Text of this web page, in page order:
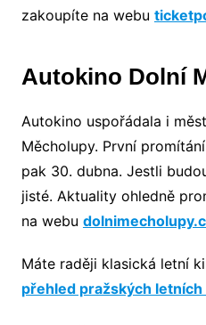
zakoupíte na webu
Autokino Dolní
Autokino uspořádala i
Měcholupy. První
pak 30. dubna. Jestli
jisté. Aktuality ohledně
na webu
Máte raději klasická letní
přehled pražských letních